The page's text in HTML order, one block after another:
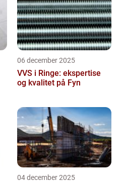
06 december 2025
VVS i Ringe: ekspertise
og kvalitet på Fyn
04 december 2025